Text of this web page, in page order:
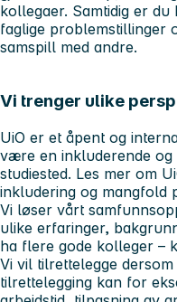
kollegaer. Samtidig er
faglige problemstillinger
samspill med andre.
Vi trenger ulike
UiO er et åpent og
være en inkluderende og
studiested. Les mer om
inkludering og mangfold
Vi løser vårt
ulike erfaringer,
ha flere gode kolleger –
Vi vil tilrettelegge
tilrettelegging kan for